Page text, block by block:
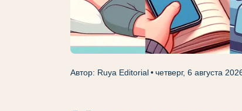
Автор: Ruya Editorial четверг, 6 августа